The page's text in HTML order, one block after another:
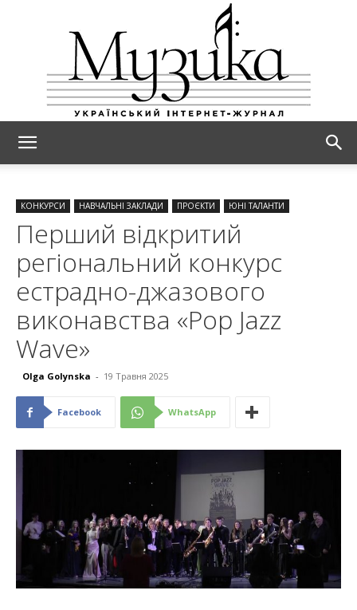
КОНКУРСИ НАВЧАЛЬНІ ЗАКЛАДИ ПРОЄКТИ ЮНІ ТАЛАНТИ
Перший відкритий
регіональний конкурс
естрадно-джазового
виконавства «Pop Jazz
Wave»
Olga Golynska - 19 Травня 2025
Facebook WhatsApp